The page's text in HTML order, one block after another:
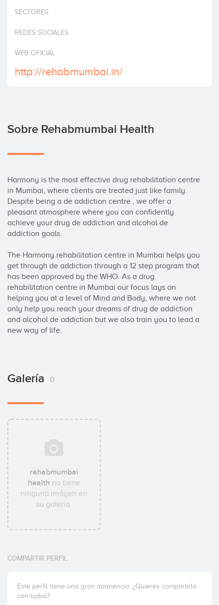
Invertir
SECTORES
REDES SOCIALES
WEB OFICIAL
http://rehabmumbai.in/
Sobre Rehabmumbai Health
Harmony is the most effective drug rehabilitation centre
in Mumbai, where clients are treated just like family.
Despite being a de addiction centre , we offer a
pleasant atmosphere where you can confidently
achieve your drug de addiction and alcohol de
addiction goals.
The Harmony rehabilitation centre in Mumbai helps you
get through de addiction through a 12 step program that
has been approved by the WHO. As a drug
rehabilitation centre in Mumbai our focus lays on
helping you at a level of Mind and Body, where we not
only help you reach your dreams of drug de addiction
and alcohol de addiction but we also train you to lead a
new way of life.
Galería 0
rehabmumbai
health no tiene
ninguna imágen en
su galería.
COMPARTIR PERFIL
Este perfil tiene una gran apariencia. ¿Quieres compartirlo
con todos?